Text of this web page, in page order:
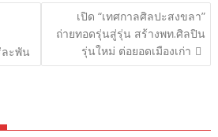
ะพัน
เปิด “เทศกาลศิลปะสงขลา”
ถ่ายทอดรุ่นสู่รุ่น สร้างพท.ศิลปิน
รุ่นใหม่ ต่อยอดเมืองเก่า